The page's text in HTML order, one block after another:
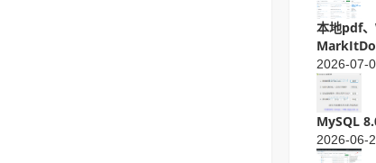
本地pdf
2026-07-
MySQL
2026-06-